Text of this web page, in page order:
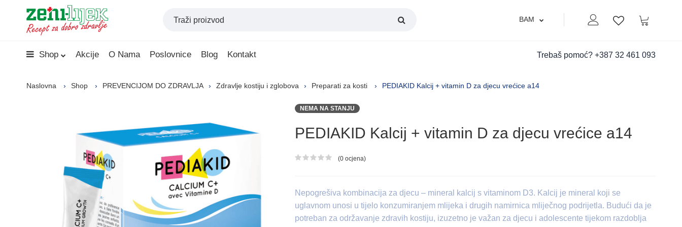
Moj nalogLista zelja
Korpa
BAM
Shop Akcije O Nama Poslovnice Blog Kontakt Trebaš pomoć? +387 32 461 093
Naslovna Shop PREVENCIJOM DO ZDRAVLJA Zdravlje kostiju i zglobova Preparati za kosti PEDIAKID Kalcij + vitamin D za djecu vrećice a14
NEMA NA STANJU
PEDIAKID Kalcij + vitamin D za djecu vrećice a14
Ocjena proizvoda
(0 ocjena)
Nepogrešiva kombinacija za djecu – mineral kalcij s vitaminom D3. Kalcij je mineral koji se
uglavnom unosi u tijelo konzumiranjem mlijeka i drugih namirnica mliječnog podrijetla. Budući da je
potreban za održavanje zdravih kostiju, izuzetno je važan za djecu i adolescente tijekom razdoblja